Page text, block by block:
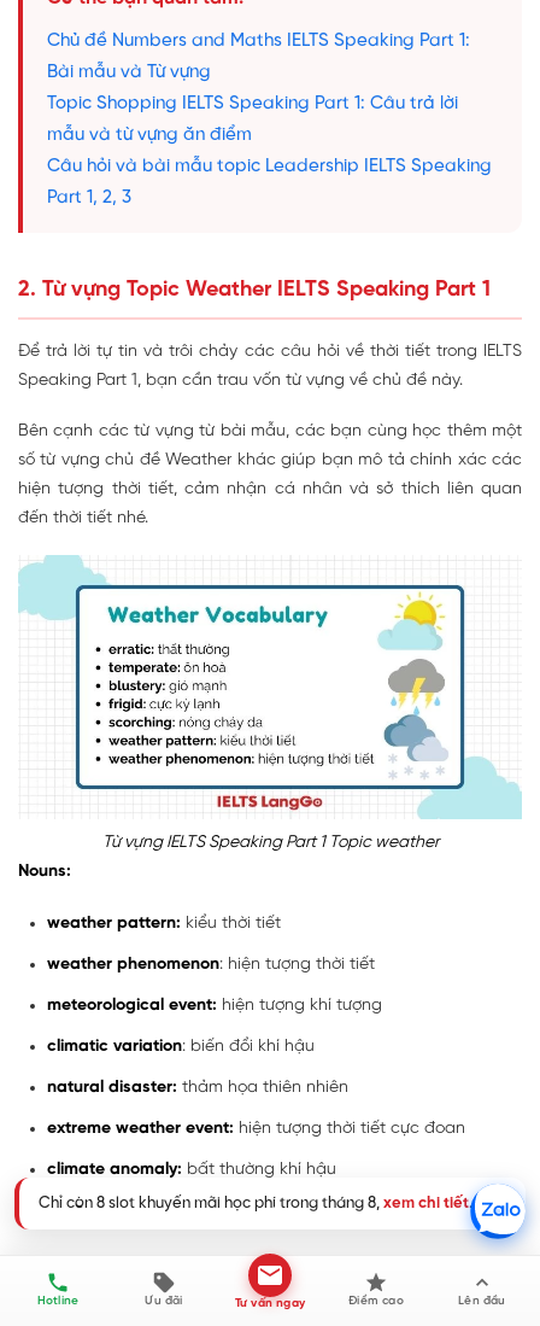
Chủ đề Numbers and Maths IELTS Speaking Part 1:
Bài mẫu và Từ vựng
Topic Shopping IELTS Speaking Part 1: Câu trả lời
mẫu và từ vựng ăn điểm
Câu hỏi và bài mẫu topic Leadership IELTS Speaking
Part 1, 2, 3
2. Từ vựng Topic Weather IELTS Speaking Part 1
Để trả lời tự tin và trôi chảy các câu hỏi về thời tiết trong IELTS
Speaking Part 1, bạn cần trau vốn từ vựng về chủ đề này.
Bên cạnh các từ vựng từ bài mẫu, các bạn cùng học thêm một
số từ vựng chủ đề Weather khác giúp bạn mô tả chính xác các
hiện tượng thời tiết, cảm nhận cá nhân và sở thích liên quan
đến thời tiết nhé.
Từ vựng IELTS Speaking Part 1 Topic weather
Nouns:
weather pattern: kiểu thời tiết
weather phenomenon: hiện tượng thời tiết
meteorological event: hiện tượng khí tượng
climatic variation: biến đổi khí hậu
natural disaster: thảm họa thiên nhiên
extreme weather event: hiện tượng thời tiết cực đoan
climate anomaly: bất thường khí hậu
climate resilience: khả năng thích ứng với biến đổi khí hậu
Hotline Ưu đãi Tư vấn ngay Điểm cao Lên đầu
Chỉ còn 8 slot khuyến mãi học phí trong tháng 8,